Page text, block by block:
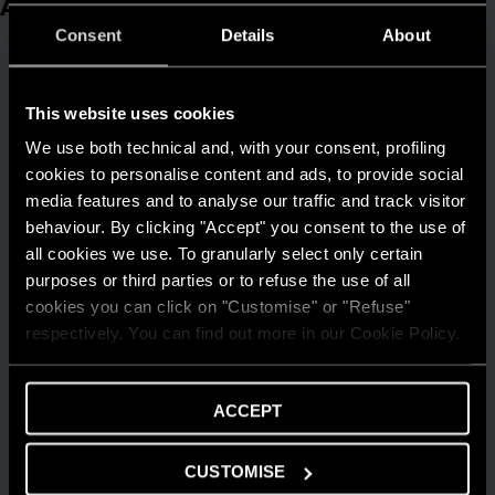
Consent Details About
This website uses cookies
We use both technical and, with your consent, profiling
cookies to personalise content and ads, to provide social
media features and to analyse our traffic and track visitor
behaviour. By clicking "Accept" you consent to the use of
all cookies we use. To granularly select only certain
purposes or third parties or to refuse the use of all
cookies you can click on "Customise" or "Refuse"
respectively. You can find out more in our Cookie Policy.
ACCEPT
CUSTOMISE
Articole similare
GHID DE ECONOMISIRE